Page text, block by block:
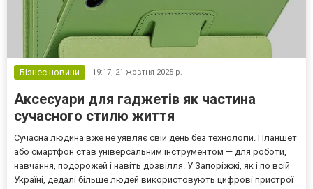
Бізнес новини 19:17, 21 жовтня 2025 р.
Аксесуари для гаджетів як частина
сучасного стилю життя
Сучасна людина вже не уявляє свій день без технологій. Планшет
або смартфон став універсальним інструментом — для роботи,
навчання, подорожей і навіть дозвілля. У Запоріжжі, як і по всій
Україні, дедалі більше людей використовують цифрові пристрої